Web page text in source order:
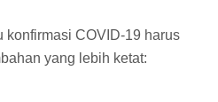
konfirmasi COVID-19 harus
yang lebih ketat: